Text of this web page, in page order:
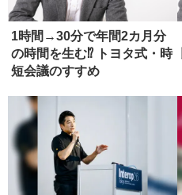
1時間→30分で年間2カ月分
の時間を生む⁉ トヨタ式・時
短会議のすすめ